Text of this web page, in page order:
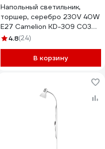
Напольный светильник,
торшер, серебро 230V 40W
E27 Camelion KD-309 C03
11485
4.8(24)
В корзину